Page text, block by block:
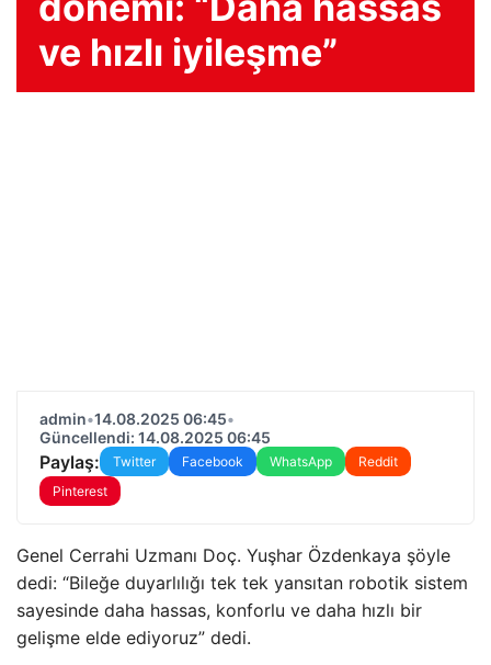
ve hızlı iyileşme”
admin•14.08.2025 06:45•
Güncellendi: 14.08.2025 06:45
Paylaş: Twitter Facebook WhatsApp
Reddit
Pinterest
Genel Cerrahi Uzmanı Doç. Yuşhar Özdenkaya şöyle
dedi: “Bileğe duyarlılığı tek tek yansıtan robotik sistem
sayesinde daha hassas, konforlu ve daha hızlı bir
gelişme elde ediyoruz” dedi.